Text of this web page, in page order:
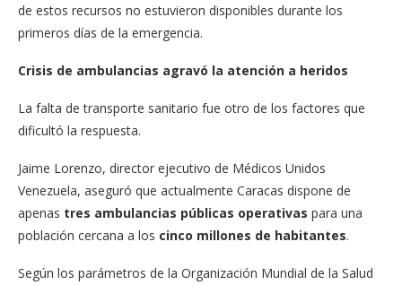
de estos recursos no estuvieron disponibles durante los
primeros días de la emergencia.
Crisis de ambulancias agravó la atención a heridos
La falta de transporte sanitario fue otro de los factores que
dificultó la respuesta.
Jaime Lorenzo, director ejecutivo de Médicos Unidos
Venezuela, aseguró que actualmente Caracas dispone de
apenas tres ambulancias públicas operativas para una
población cercana a los cinco millones de habitantes.
Según los parámetros de la Organización Mundial de la Salud